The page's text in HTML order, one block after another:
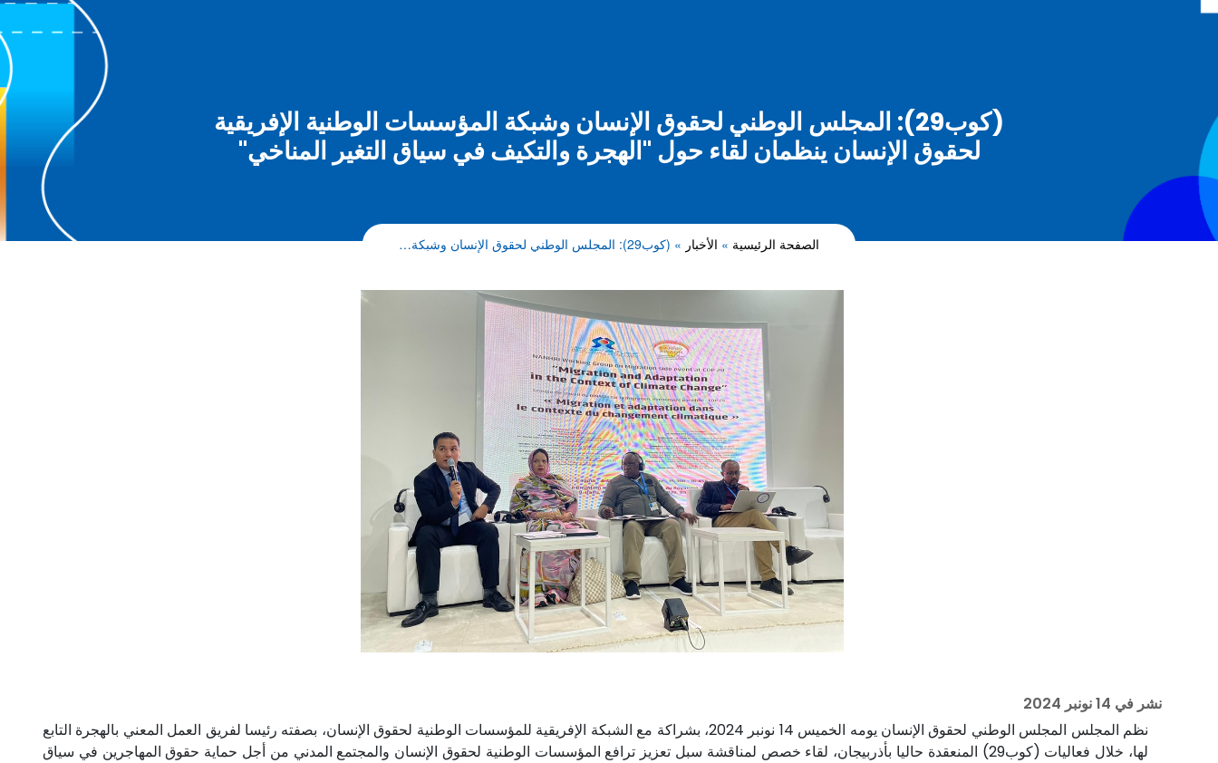
(كوب29): المجلس الوطني لحقوق الإنسان وشبكة المؤسسات الوطنية الإفريقية
لحقوق الإنسان ينظمان لقاء حول "الهجرة والتكيف في سياق التغير المناخي"
الصفحة الرئيسية الأخبار (كوب29): المجلس الوطني لحقوق الإنسان وشبكة…
نشر في 14 نونبر 2024
نظم المجلس المجلس الوطني لحقوق الإنسان يومه الخميس 14 نونبر 2024، بشراكة مع الشبكة الإفريقية للمؤسسات الوطنية لحقوق الإنسان، بصفته رئيسا لفريق العمل المعني بالهجرة التابع
لها، خلال فعاليات (كوب29) المنعقدة حاليا بأذربيجان، لقاء خصص لمناقشة سبل تعزيز ترافع المؤسسات الوطنية لحقوق الإنسان والمجتمع المدني من أجل حماية حقوق المهاجرين في سياق